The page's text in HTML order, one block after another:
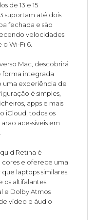
de 13 e 15
suportam até dois
fechada e são
velocidades
o Wi-Fi 6.
Mac, descobrirá
forma integrada
uma experiência de
é simples,
apps e mais
iCloud, todos os
acessíveis em
Retina é
e oferece uma
laptops similares.
os altifalantes
e Dolby Atmos
vídeo e áudio